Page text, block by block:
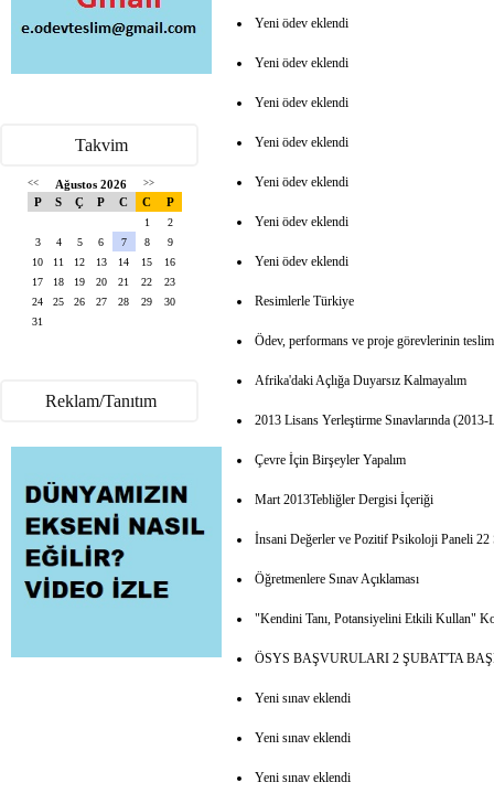
Takvim
<< Ağustos 2026 >>
P S Ç P C C P
1
2
3
4 5 6 7 8
9
10
11 12 13 14 15
16
17
18 19 20 21 22
23
24
25 26 27 28 29
30
31
Reklam/Tanıtım
Yeni ödev eklendi
Yeni ödev eklendi
Yeni ödev eklendi
Yeni ödev eklendi
Yeni ödev eklendi
Yeni ödev eklendi
Yeni ödev eklendi
Resimlerle Türkiye
Ödev, performans ve proje görevlerinin
Afrika'daki Açlığa Duyarsız Kalmayalım
2013 Lisans Yerleştirme Sınavlarında
Çevre İçin Birşeyler Yapalım
Mart 2013Tebliğler Dergisi İçeriği
İnsani Değerler ve Pozitif Psikoloji Paneli 22
Öğretmenlere Sınav Açıklaması
"Kendini Tanı, Potansiyelini Etkili Kullan"
ÖSYS BAŞVURULARI 2 ŞUBAT'TA
Yeni sınav eklendi
Yeni sınav eklendi
Yeni sınav eklendi